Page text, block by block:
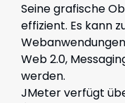
Seine grafische
effizient. Es kann
Web 2.0,
werden.
JMeter verfügt